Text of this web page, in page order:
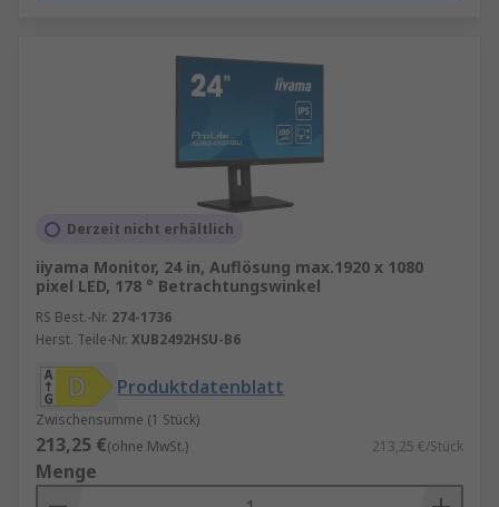
Derzeit nicht erhältlich
iiyama Monitor, 24 in, Auflösung max.1920 x 1080
pixel LED, 178 ° Betrachtungswinkel
RS Best.-Nr. 274-1736
Herst. Teile-Nr. XUB2492HSU-B6
Produktdatenblatt
Zwischensumme (1 Stück)
213,25 €(ohne MwSt.) 213,25 €/Stück
Menge